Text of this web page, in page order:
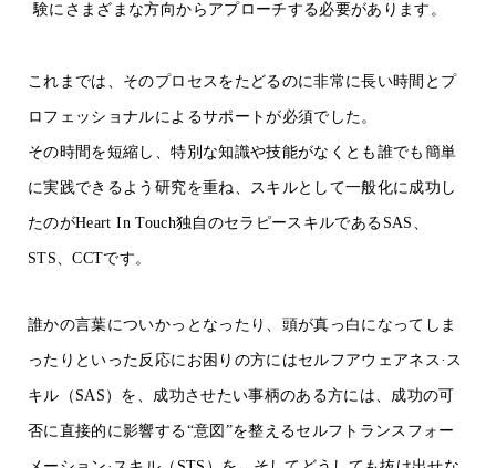
験にさまざまな方向からアプローチする必要があります。
これまでは、そのプロセスをたどるのに非常に長い時間とプ
ロフェッショナルによるサポートが必須でした。
その時間を短縮し、特別な知識や技能がなくとも誰でも簡単
に実践できるよう研究を重ね、スキルとして一般化に成功し
たのがHeart In Touch独自のセラピースキルである SAS 、
STS、CCTです。
誰かの言葉についかっとなったり、頭が真っ白になってしま
ったりといった反応にお困りの方にはセルフアウェアネス·ス
キル（ SAS ）を、成功させたい事柄のある方には、成功の可
否に直接的に影響する“意図 ”を整えるセルフトランスフォー